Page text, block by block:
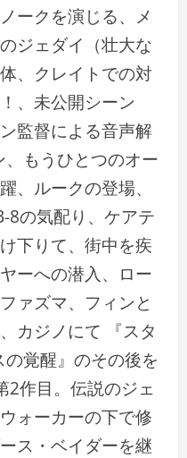
ークを演じる、メ
ジェダイ（壮大な
、クレイトでの対
、未公開シーン
監督による音声解
もうひとつのオー
、ルークの登場、
8の気配り、ケアテ
下りて、街中を疾
ーへの潜入、ロー
ァズマ、フィンと
カジノにて 『スタ
覚醒』のその後を
2作目。伝説のジェ
ォーカーの下で修
ス・ベイダーを継